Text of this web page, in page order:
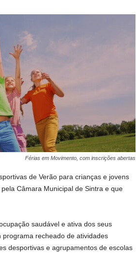
Férias em Movimento, com inscrições abertas
de Verão para crianças e jovens
Câmara Municipal de Sintra e que
saudável e ativa dos seus
recheado de atividades
desportivas e agrupamentos de escolas